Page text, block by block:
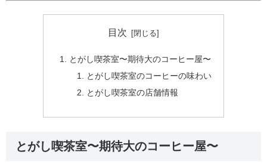
目次
とがし喫茶室〜期待大のコーヒー屋〜
とがし喫茶室のコーヒーの味わい
とがし喫茶室の店舗情報
とがし喫茶室〜期待大のコーヒー屋〜